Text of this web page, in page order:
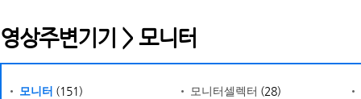
영상주변기기 > 모니터
모니터 (151) 모니터셀렉터 (28)